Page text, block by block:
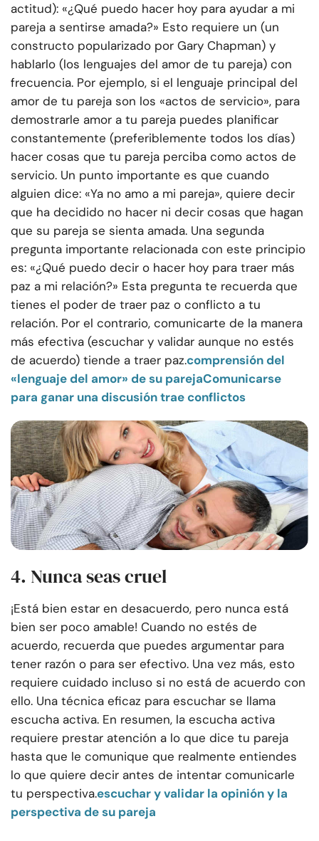
actitud): «¿Qué puedo hacer hoy para ayudar a mi
pareja a sentirse amada?» Esto requiere un (un
constructo popularizado por Gary Chapman) y
hablarlo (los lenguajes del amor de tu pareja) con
frecuencia. Por ejemplo, si el lenguaje principal del
amor de tu pareja son los «actos de servicio», para
demostrarle amor a tu pareja puedes planificar
constantemente (preferiblemente todos los días)
hacer cosas que tu pareja perciba como actos de
servicio. Un punto importante es que cuando
alguien dice: «Ya no amo a mi pareja», quiere decir
que ha decidido no hacer ni decir cosas que hagan
que su pareja se sienta amada. Una segunda
pregunta importante relacionada con este principio
es: «¿Qué puedo decir o hacer hoy para traer más
paz a mi relación?» Esta pregunta te recuerda que
tienes el poder de traer paz o conflicto a tu
relación. Por el contrario, comunicarte de la manera
más efectiva (escuchar y validar aunque no estés
de acuerdo) tiende a traer paz.comprensión del
«lenguaje del amor» de su parejaComunicarse
para ganar una discusión trae conflictos
4. Nunca seas cruel
¡Está bien estar en desacuerdo, pero nunca está
bien ser poco amable! Cuando no estés de
acuerdo, recuerda que puedes argumentar para
tener razón o para ser efectivo. Una vez más, esto
requiere cuidado incluso si no está de acuerdo con
ello. Una técnica eficaz para escuchar se llama
escucha activa. En resumen, la escucha activa
requiere prestar atención a lo que dice tu pareja
hasta que le comunique que realmente entiendes
lo que quiere decir antes de intentar comunicarle
tu perspectiva.escuchar y validar la opinión y la
perspectiva de su pareja